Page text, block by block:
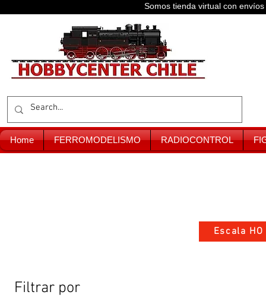
Somos tienda virtual con
Home FERROMODELISMO RADIOCONTROL
Escala HO
Filtrar por